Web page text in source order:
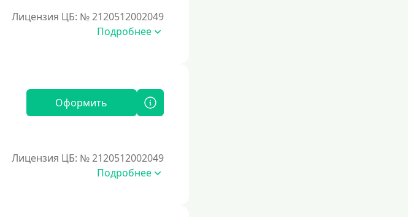
Лицензия ЦБ: № 2120512002049
Подробнее
Оформить
Лицензия ЦБ: № 2120512002049
Подробнее